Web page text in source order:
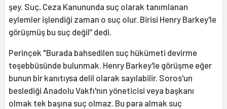
şey. Suç, Ceza Kanununda suç olarak tanımlanan
eylemler işlendiği zaman o suç olur. Birisi Henry Barkey'le
görüşmüş bu suç değil” dedi.
Perinçek "Burada bahsedilen suç hükümeti devirme
teşebbüsünde bulunmak. Henry Barkey'le görüşme eğer
bunun bir kanıtıysa delil olarak sayılabilir. Soros'un
beslediği Anadolu Vakfı'nın yöneticisi veya başkanı
olmak tek başına suç olmaz. Bu para almak suç